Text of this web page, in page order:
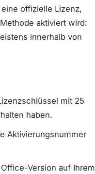
offizielle Lizenz,
aktiviert wird:
innerhalb von
mit 25
haben.
Aktivierungsnummer
Version auf Ihrem